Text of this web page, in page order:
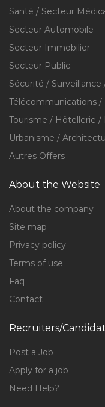
Santé / Secteur
Secteur Automobile
Secteur Immobilier
Secteur Public
Sécurité / Surveillance
Télécommunications /
Tourisme / Hôtellerie /
Urbanisme /
Autres Offers
About the Website
About the company
Site map
Privacy policy
Terms of use
Faq
Contact
Recruiters/
Post a Job
Apply for a job
Need Help?